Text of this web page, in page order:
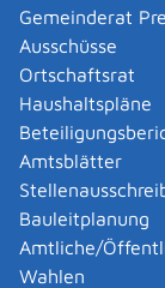
Gemeinderat
Ausschüsse
Ortschaftsrat
Haushaltspläne
Amtsblätter
Bauleitplanung
Amtliche/
Wahlen
Antrag auf
Auflassung
Person,
wird
die